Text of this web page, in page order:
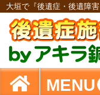
大垣で『後遺症・後遺障
MENU